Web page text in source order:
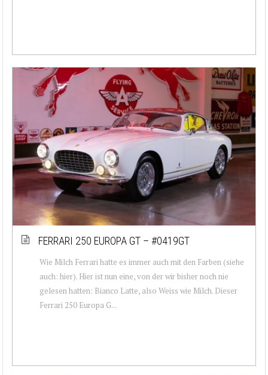
FERRARI 250 EUROPA GT – #0419GT
Wie Milch Ferrari hatte es immer auch mit den Farben (siehe
auch: hier). Hier ist nun eine, von der wir bisher noch nie
gelesen hatten: Bianco Latte, also Weiss wie Milch. Dieser
Ferrari 250 Europa G...